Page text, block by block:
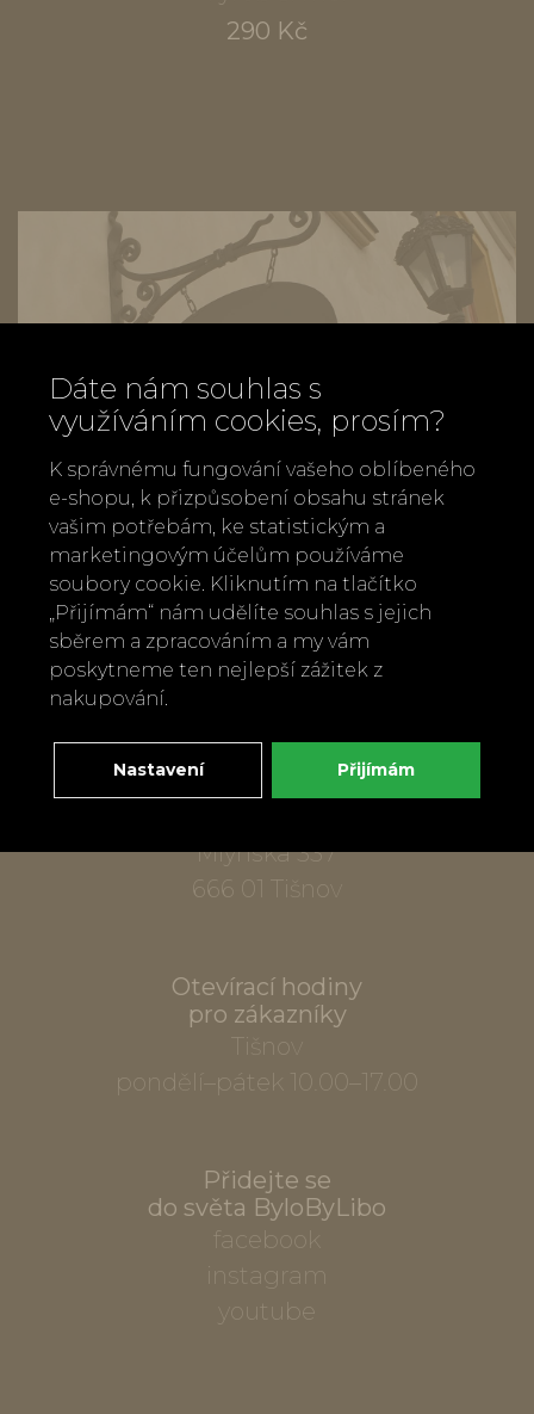
290 Kč
Zavolejte nám
+420 737 886 915
Napište nám
info@bylobylibo.cz
Setkejme se:
Mlýnská 337
666 01 Tišnov
Otevírací hodiny
pro zákazníky
Tišnov
pondělí–pátek 10.00–17.00
Přidejte se
do světa ByloByLibo
facebook
instagram
youtube
Dáte nám souhlas s
využíváním cookies, prosím?
K správnému fungování vašeho oblíbeného
e-shopu, k přizpůsobení obsahu stránek
vašim potřebám, ke statistickým a
marketingovým účelům používáme
soubory cookie. Kliknutím na tlačítko
„Přijímám“ nám udělíte souhlas s jejich
sběrem a zpracováním a my vám
poskytneme ten nejlepší zážitek z
nakupování.
Nastavení Přijímám